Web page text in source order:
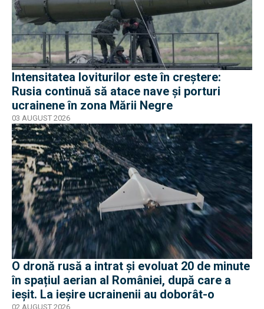
Intensitatea loviturilor este în creștere:
Rusia continuă să atace nave și porturi
ucrainene în zona Mării Negre
03 AUGUST 2026
O dronă rusă a intrat și evoluat 20 de minute
în spațiul aerian al României, după care a
ieșit. La ieșire ucrainenii au doborât-o
02 AUGUST 2026